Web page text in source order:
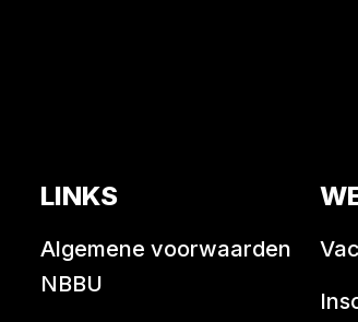
LINKS
Algemene voorwaarden
NBBU